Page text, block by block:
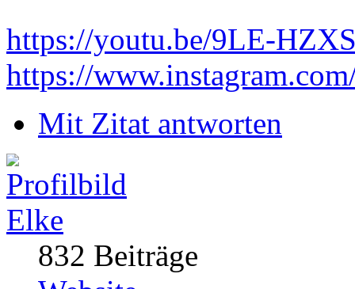
https://youtu.be/9LE-
https://
Mit Zitat antworten
Elke
832 Beiträge